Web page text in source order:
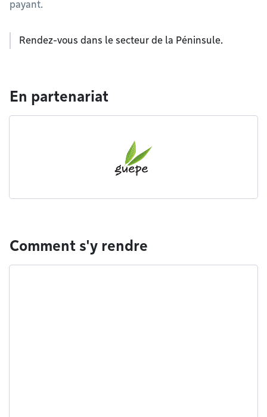
payant.
Rendez-vous dans le secteur de la Péninsule.
En partenariat
Comment s'y rendre